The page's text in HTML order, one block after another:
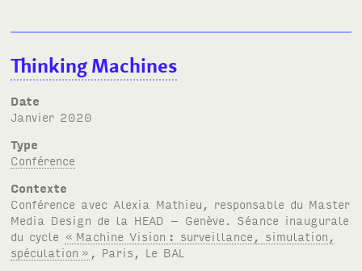
Thinking Machines
Date
janvier 2020
Type
Conférence
Contexte
Conférence avec Alexia Mathieu, responsable du Master
Media Design de la HEAD – Genève. Séance inaugurale
du cycle « Machine Vision : surveillance, simulation,
spéculation » , Paris, Le BAL